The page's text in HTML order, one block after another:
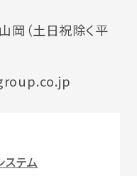
岡（土日祝除く平
ステム